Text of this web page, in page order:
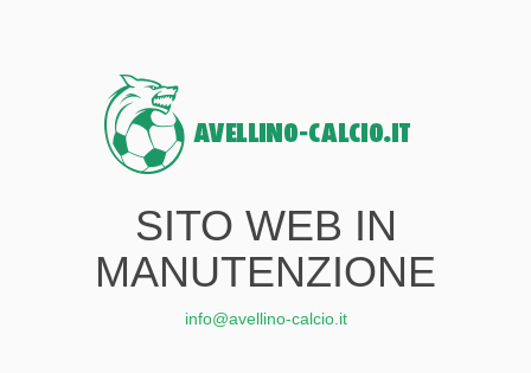
SITO WEB IN
MANUTENZIONE
info@avellino-calcio.it